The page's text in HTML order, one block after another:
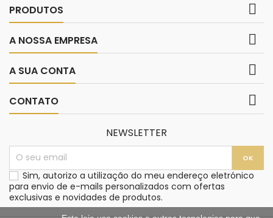
PRODUTOS 
A NOSSA EMPRESA 
A SUA CONTA 
CONTATO 
NEWSLETTER
Sim, autorizo a utilização do meu endereço eletrónico
para envio de e-mails personalizados com ofertas
exclusivas e novidades de produtos.